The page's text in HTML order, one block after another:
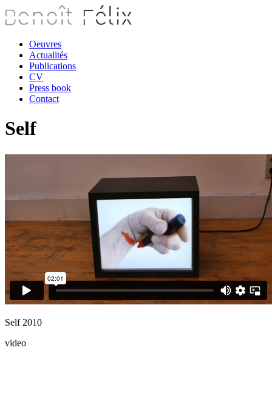
Oeuvres
Actualités
Publications
CV
Press book
Contact
Self
Self 2010
video